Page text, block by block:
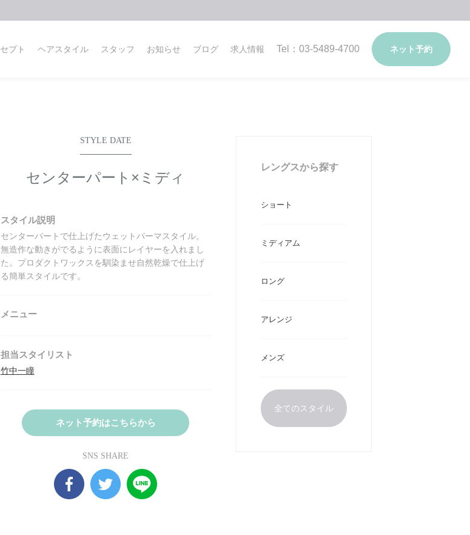
ネット予約
Tel：03-5489-4700
求人情報
ブログ
お知らせ
スタッフ
ヘアスタイル
プト
STYLE DATE
センターパート×ミディ
スタイル説明
センターパートで仕上げたウェットパーマスタイル。
無造作な動きがでるように表面にレイヤーを入れまし
た。プロダクトワックスを馴染ませ自然乾燥で仕上げ
る簡単スタイルです。
メニュー
担当スタイリスト
竹中一瞳
ネット予約はこちらから
SNS SHARE
レングスから探す
ショート
ミディアム
ロング
アレンジ
メンズ
全てのスタイル